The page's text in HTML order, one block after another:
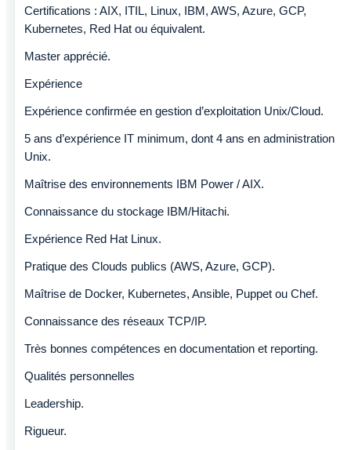
Certifications : AIX, ITIL, Linux, IBM, AWS, Azure, GCP,
Kubernetes, Red Hat ou équivalent.
Master apprécié.
Expérience
Expérience confirmée en gestion d’exploitation Unix/Cloud.
5 ans d’expérience IT minimum, dont 4 ans en administration
Unix.
Maîtrise des environnements IBM Power / AIX.
Connaissance du stockage IBM/Hitachi.
Expérience Red Hat Linux.
Pratique des Clouds publics (AWS, Azure, GCP).
Maîtrise de Docker, Kubernetes, Ansible, Puppet ou Chef.
Connaissance des réseaux TCP/IP.
Très bonnes compétences en documentation et reporting.
Qualités personnelles
Leadership.
Rigueur.